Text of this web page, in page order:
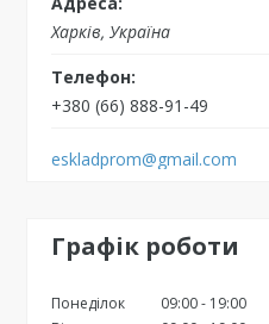
Харків, Україна
+380 (66) 888-91-49
eskladprom@gmail.com
Графік роботи
Понеділок 09:00
19:00